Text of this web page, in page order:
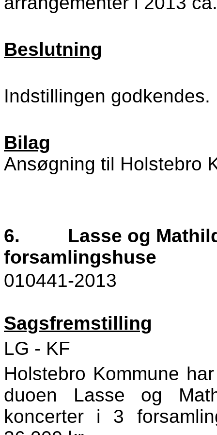
Beslutning
Indstillingen godkendes.
Bilag
Ansøgning til Holstebro
6.
Lasse og
forsamlingshuse
010441-2013
Sagsfremstilling
LG - KF
Holstebro Kommune
duoen Lasse og
koncerter i 3